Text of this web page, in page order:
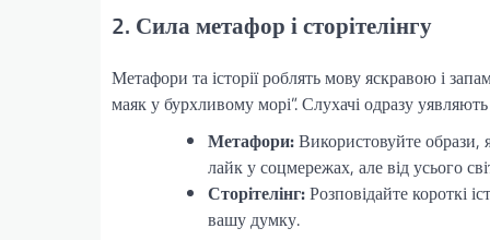
2. Сила метафор і сторітелінгу
Метафори та історії роблять мову яскравою і
маяк у бурхливому морі”. Слухачі одразу
Метафори:Використовуйте образи,
лайк у соцмережах, але від усього
Сторітелінг:Розповідайте короткі
вашу думку.